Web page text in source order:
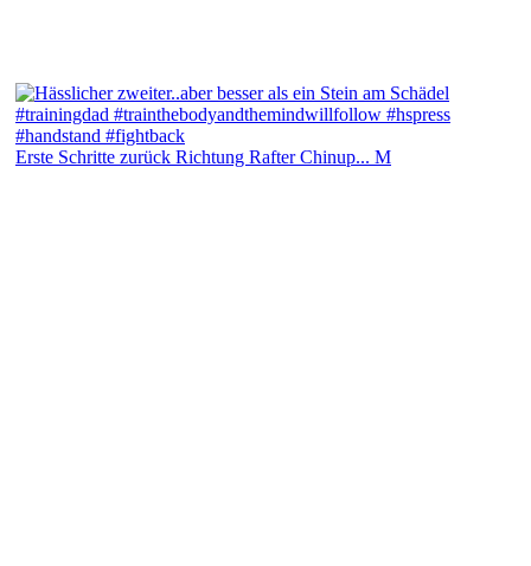
Erste Schritte zurück Richtung Rafter Chinup... M